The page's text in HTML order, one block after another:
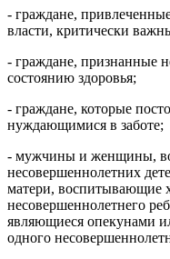
- граждане,
власти, критически
- граждане, признанные
состоянию здоровья;
- граждане, которые
нуждающимися в заботе;
- мужчины и женщины,
несовершеннолетних
матери, воспитывающие
несовершеннолетнего
являющиеся опекунами
одного